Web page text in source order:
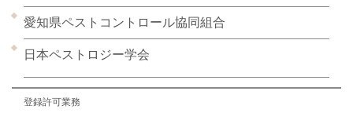
愛知県ペストコントロール協同組合
日本ペストロジー学会
登録許可業務